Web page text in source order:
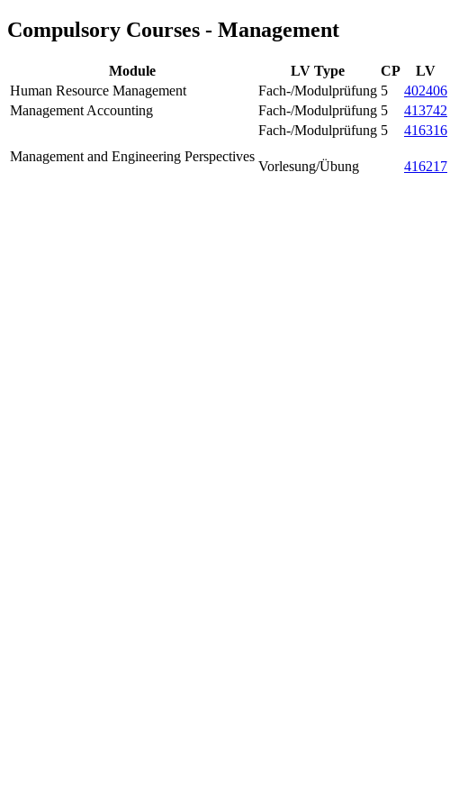
Compulsory Courses - Management
Module LV Type CP LV
Human Resource Management
Fach-/Modulprüfung 5
402406
Management Accounting
Fach-/Modulprüfung 5 413742
Management and Engineering Perspectives
Fach-/Modulprüfung 5 416316
Vorlesung/Übung 416217